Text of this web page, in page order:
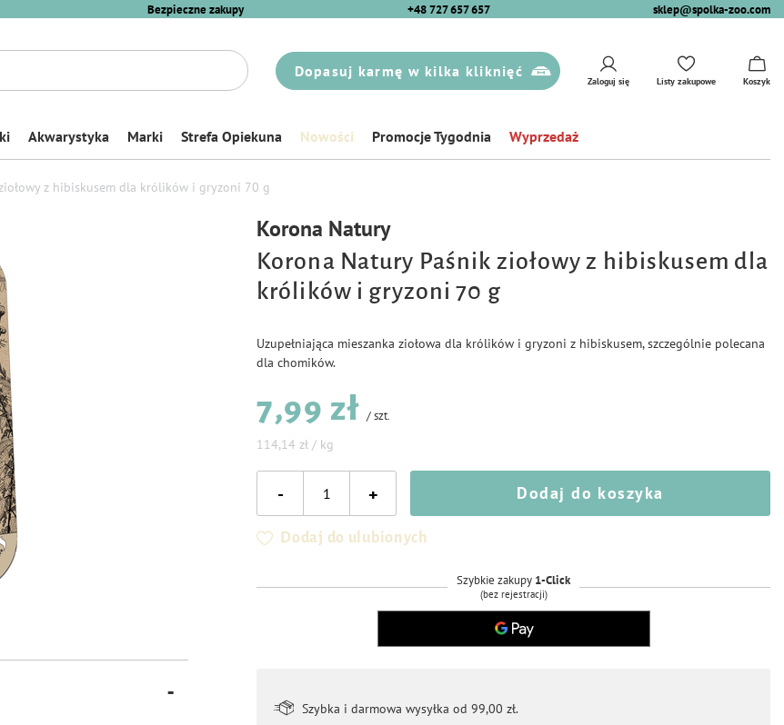
Bezpieczne zakupy +48 727 657 657 sklep@spolka-zoo.com
Dopasuj karmę w kilka kliknięć
Zaloguj się Listy zakupowe Koszyk
Akwarystyka Marki Strefa Opiekuna Nowości Promocje Tygodnia Wyprzedaż
z hibiskusem dla królików i gryzoni 70 g
Korona Natury
Korona Natury Paśnik ziołowy z hibiskusem dla
królików i gryzoni 70 g
Uzupełniająca mieszanka ziołowa dla królików i gryzoni z hibiskusem, szczególnie polecana
dla chomików.
7,99 zł /szt.
114,14 zł / kg
- + Dodaj do koszyka
Dodaj do ulubionych
Szybkie zakupy 1-Click
(bez rejestracji)
Szybka i darmowa wysyłka od 99,00 zł.